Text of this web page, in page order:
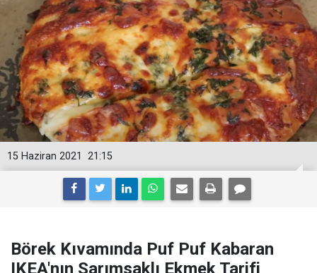
21:15
15 Haziran 2021
Börek Kıvamında Puf Puf Kabaran
IKEA'nın Sarımsaklı Ekmek Tarifi